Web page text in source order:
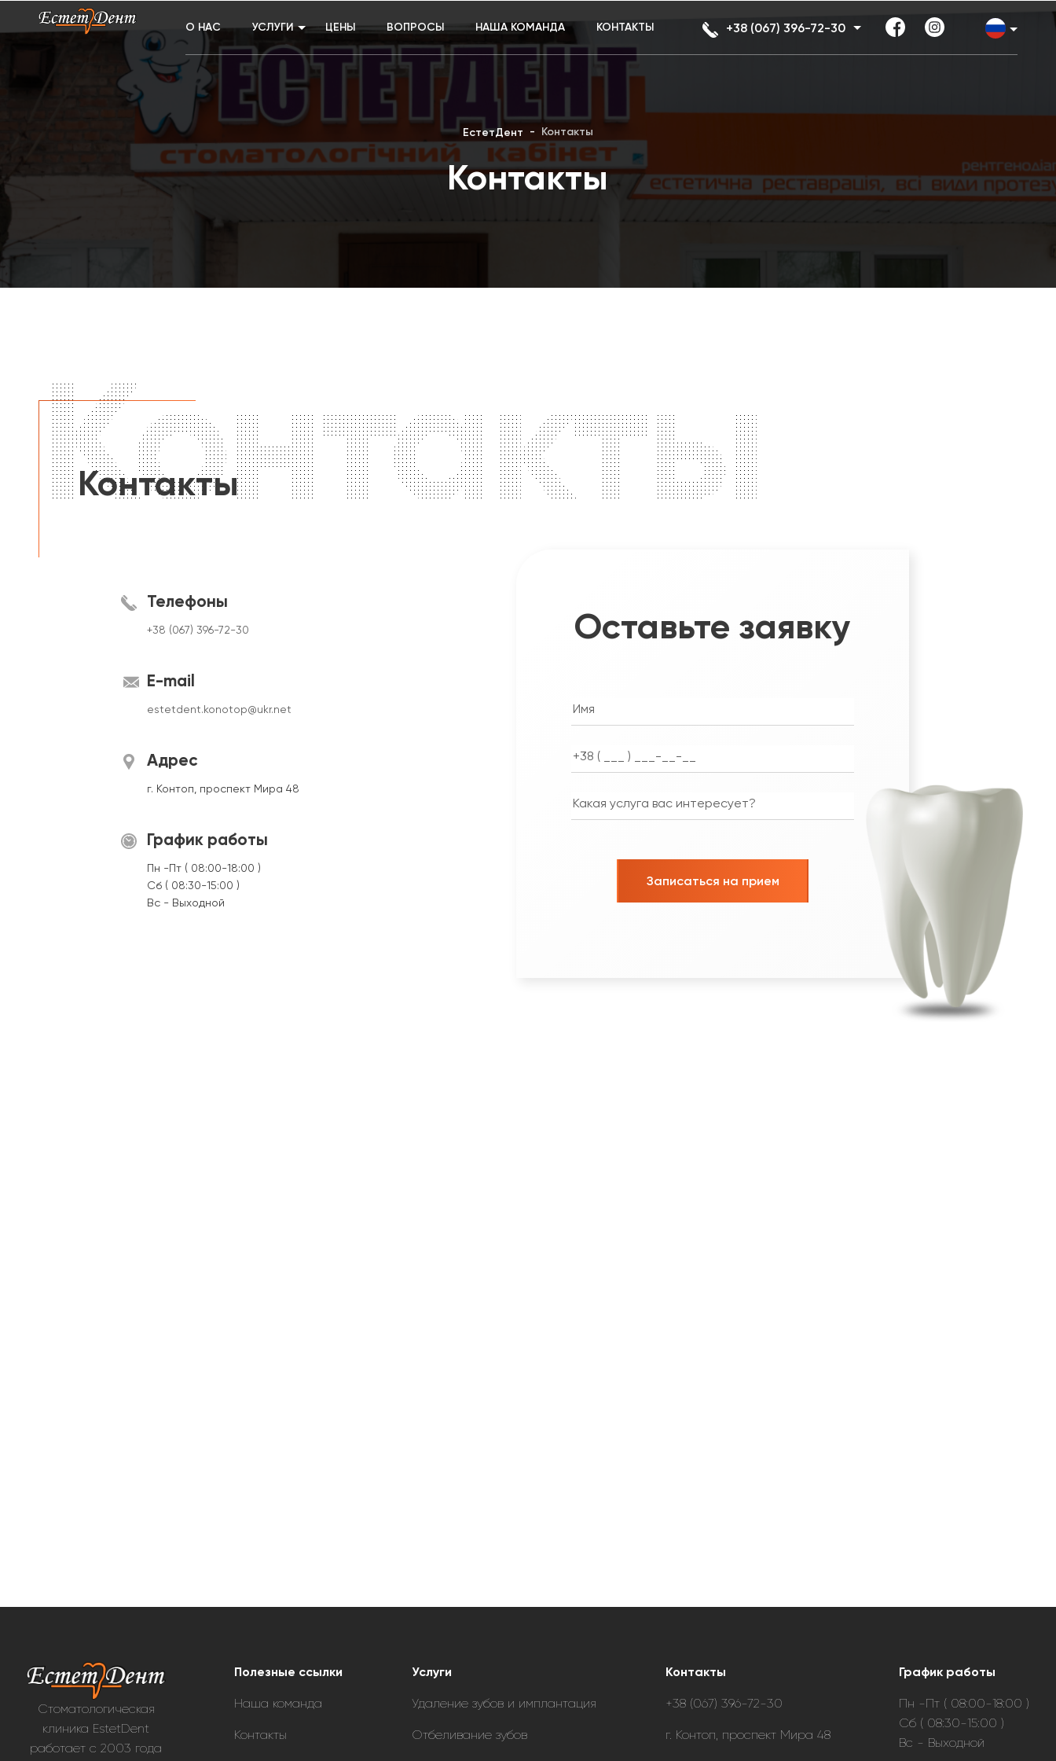
О НАС УСЛУГИ ЦEНЫ ВОПРОСЫ НАША КОМАНДА КОНТАКТЫ +38 (067) 396-72-30
ЕстетДент Контакты
Контакты
Контакты
Контакты
Телефоны
+38 (067) 396-72-30
E-mail
estetdent.konotop@ukr.net
Адрес
г. Контоп, проспект Мира 48
График работы
Пн -Пт ( 08:00-18:00 )
Сб ( 08:30-15:00 )
Вс - Выходной
Оставьте заявку
Записаться на прием
Стоматологическая
клиника EstetDent
работает с 2003 года
Полезные ссылки
Наша команда
Контакты
Услуги
Удаление зубов и имплантация
Отбеливание зубов
Контакты
+38 (067) 396-72-30
г. Контоп, проспект Мира 48
График работы
Пн -Пт ( 08:00-18:00 )
Сб ( 08:30-15:00 )
Вс - Выходной